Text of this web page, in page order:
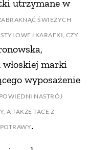
utrzymane w
ŚWIEŻYCH
KARAFKI, CZY
włoskiej marki
wyposażenie
NASTRÓJ
A TAKŻE TACE Z
.